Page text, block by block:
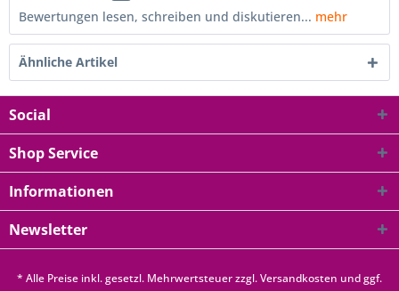
Bewertungen lesen, schreiben und diskutieren... mehr
Ähnliche Artikel
Social
Shop Service
Informationen
Newsletter
* Alle Preise inkl. gesetzl. Mehrwertsteuer zzgl.Versandkosten und ggf.